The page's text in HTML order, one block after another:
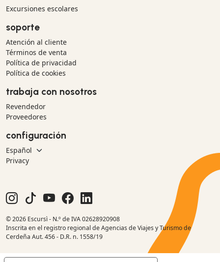
Excursiones escolares
soporte
Atención al cliente
Términos de venta
Política de privacidad
Política de cookies
trabaja con nosotros
Revendedor
Proveedores
configuración
Privacy
© 2026 Escursì - N.º de IVA 02628920908
Inscrita en el registro regional de Agencias de Viajes y Turismo de
Cerdeña Aut. 456 - D.R. n. 1558/19